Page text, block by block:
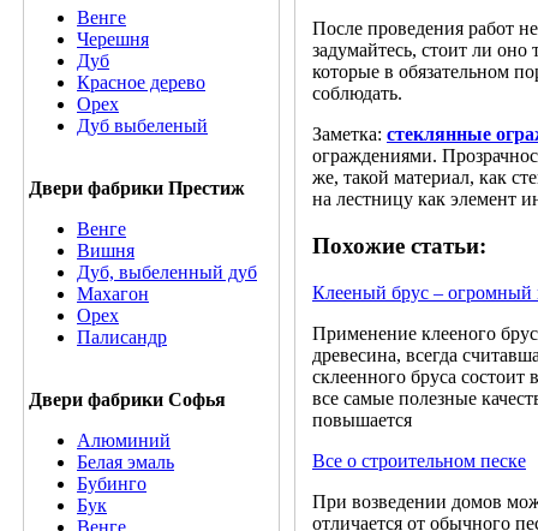
Венге
Черешня
Дуб
Красное дерево
Орех
Дуб выбеленый
Двери фабрики Престиж
Венге
Вишня
Дуб, выбеленный дуб
Махагон
Орех
Палисандр
Двери фабрики Софья
Алюминий
Белая эмаль
Бубинго
Бук
Венге
После проведения работ
задумайтесь, стоит ли
которые в обязательном
соблюдать.
Заметка: стеклянные
ограждениями.
же, такой материал, как
на лестницу как элемент
Похожие статьи:
Клееный брус – огромный
Применение клееного
древесина, всегда
склеенного бруса
все самые полезные
повышается
Все о строительном песке
При возведении домов
отличается от обычного